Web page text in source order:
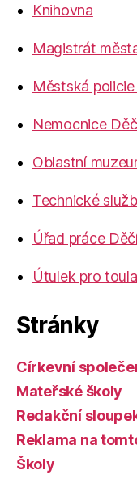
Knihovna
Magistrát
Městská
Nemocnice
Oblastní
Technické
Úřad práce
Útulek pro
Stránky
Církevní
Mateřské školy
Redakční
Reklama na
Školy